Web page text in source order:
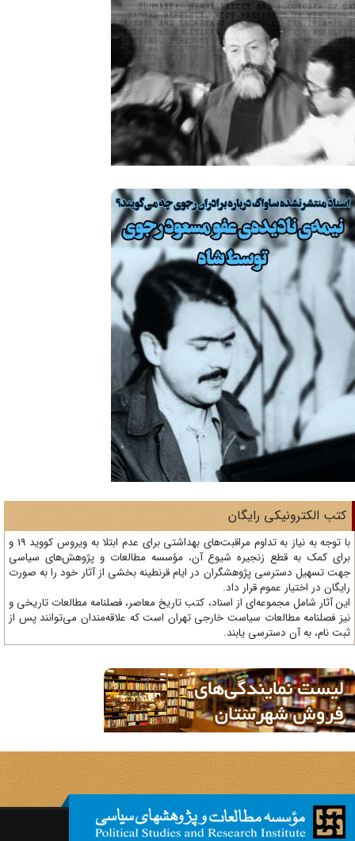
الکترونیکی رایگان
با توجه به نیاز به تداوم مراقبت‌های بهداشتی برای عدم ابتلا به ویروس کووید 19 و
کمک به قطع زنجیره شیوع آن، مؤسسه مطالعات و پژوهش‌های سیاسی
تسهیل دسترسی پژوهشگران در ایام قرنطینه بخشی از آثار خود را به صورت
در اختیار عموم قرار داد.
آثار شامل مجموعه‌ای از اسناد، کتب تاریخ معاصر، فصلنامه‌ مطالعات تاریخی و
فصلنامه مطالعات سیاست خارجی تهران است که علاقه‌مندان می‌توانند پس از
نام، به آن دسترسی یابند.